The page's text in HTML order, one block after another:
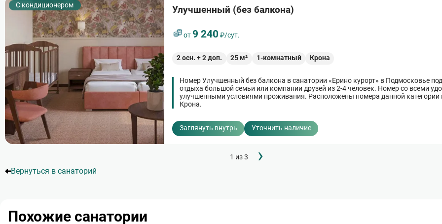
С кондиционером Улучшенный (без балкона)
от 9 240 ₽/сут.
2осн. +2доп. 25 м² 1-комнатный Крона
Номер Улучшенный без балкона в санатории «Ерино курорт» в Подмосковье
отдыха большой семьи или компании друзей из 2-4 человек. Номер со всеми
улучшенными условиями проживания. Расположены номера данной категории
Крона.
Заглянуть внутрь Уточнить наличие
страниц
1 из 3 Следующая
страница
›
Вернуться в санаторий
Похожие санатории